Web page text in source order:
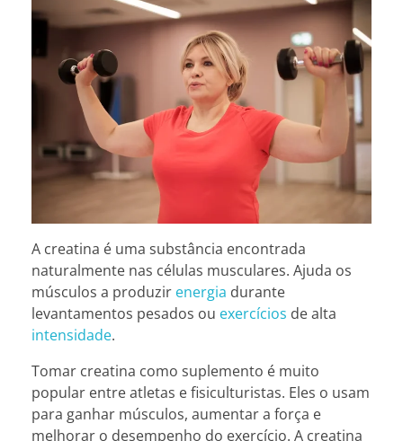
A creatina é uma substância encontrada
naturalmente nas células musculares. Ajuda os
músculos a produzir energia durante
levantamentos pesados ou exercícios de alta
intensidade.
Tomar creatina como suplemento é muito
popular entre atletas e fisiculturistas. Eles o usam
para ganhar músculos, aumentar a força e
melhorar o desempenho do exercício. A creatina